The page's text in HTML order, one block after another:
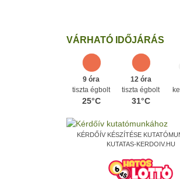
VÁRHATÓ IDŐJÁRÁS
9 óra
tiszta égbolt
25°C
12 óra
tiszta égbolt
31°C
KÉRDŐÍV KÉSZÍTÉSE
KUTATAS-KERDOIV.HU